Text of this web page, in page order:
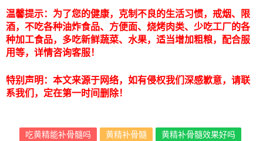
温馨提示：为了您的健康，克制不良的生活习惯，戒烟、限
酒，不吃各种油炸食品、方便面、烧烤肉类、少吃工厂的各
种加工食品，多吃新鲜蔬菜、水果，适当增加粗粮，配合服
用等，详情咨询客服！
特别声明：本文来源于网络，如有侵权我们深感歉意，请联
系我们，定在第一时间删除！
吃黄精能补骨髓吗 黄精补骨髓
黄精补骨髓效果好吗